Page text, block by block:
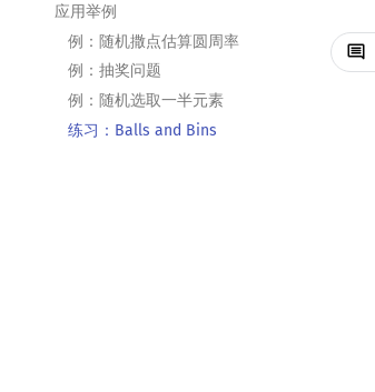
应用举例
例：随机撒点估算圆周率
例：抽奖问题
例：随机选取一半元素
练习：Balls and Bins